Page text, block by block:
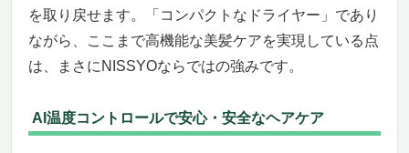
を取り戻せます。「コンパクトなドライヤー」であり
ながら、ここまで高機能な美髪ケアを実現している点
は、まさにNISSYOならではの強みです。
AI温度コントロールで安心・安全なヘアケア